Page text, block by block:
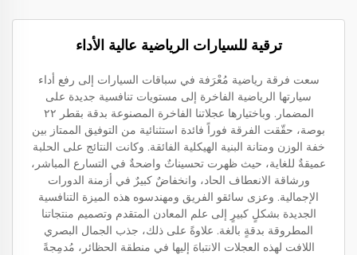
ترقية للسيارات الرياضية عالية الأداء
سعت فرقة رياضية مُعْرَفة في سباقات السيارات إلى رفع أداء
سيارتها الرياضية الفاخرة إلى مستويات تنافسية جديدة على
المضمار. وباختيارها عجلاتنا الفاخرة المصنوعة بدقة بقطر ٢٢
بوصة، حقّقت الفرقة فوراً فائدة استثنائية من التوفيق الممتاز بين
خفة الوزن ومتانة البنية الهيكلية الفائقة. وكانت النتائج على الحلبة
عميقةٌ للغاية، حيث ظهرت تحسيناتٌ واضحةٌ في التسارع المباشر،
ورشاقة الانعطاف الحاد، وانخفاضٌ كبيرٌ في أزمنة الدورات
الإجمالية. وعزى سائقو الفريق ومهندسوه هذه الميزة التنافسية
الجديدة بشكلٍ كبيرٍ إلى علم المعادن المتقدم وتصميم منتجاتنا
المطروقة بدقةٍ بالغة. علاوةً على ذلك، جذب الجمال البصري
اللافت لهذه العجلات الانتباهَ إليها في منطقة الحظائر، مُدمِجةً